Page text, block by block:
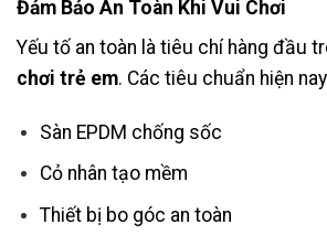
Đảm Bảo An Toàn Khi Vui Chơi
Yếu tố an toàn là tiêu chí hàng đầu
chơi trẻ em. Các tiêu chuẩn hiện
Sàn EPDM chống sốc
Cỏ nhân tạo mềm
Thiết bị bo góc an toàn